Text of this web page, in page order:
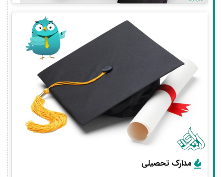
مدارک تحصیلی